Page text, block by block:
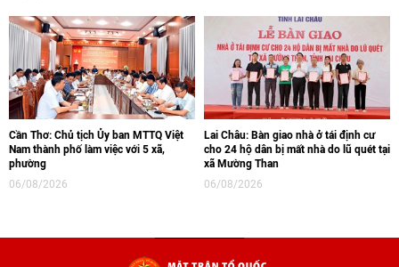
Cần Thơ: Chủ tịch Ủy ban MTTQ Việt
Nam thành phố làm việc với 5 xã,
phường
06/08/2026
Lai Châu: Bàn giao nhà ở tái định cư
cho 24 hộ dân bị mất nhà do lũ quét tại
xã Mường Than
06/08/2026